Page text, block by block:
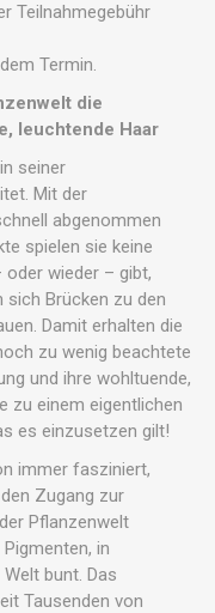
Teilnahmegebühr
Termin.
die
leuchtende Haar
seiner
Mit der
abgenommen
spielen sie keine
oder wieder – gibt,
sich Brücken zu den
Damit erhalten die
zu wenig beachtete
und ihre wohltuende,
zu einem eigentlichen
es einzusetzen gilt!
immer fasziniert,
Zugang zur
Pflanzenwelt
in
bunt. Das
Tausenden von